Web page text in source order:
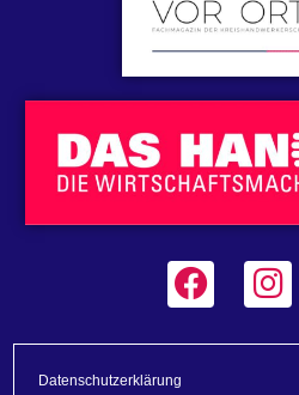
Datenschutzerklärung